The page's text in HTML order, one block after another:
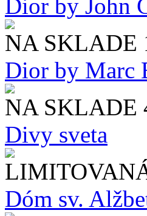
Dior by John
NA SKLADE
Dior by Marc
NA SKLADE
Divy sveta
Dóm sv.